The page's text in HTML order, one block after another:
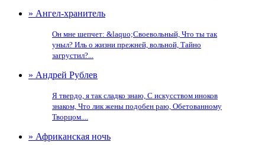
» Ангел-хранитель
Он мне шепчет: &laquo;Своевольный, Что ты так
уныл? Иль о жизни прежней, вольной, Тайно
загрустил?...
» Андрей Рублев
Я твердо, я так сладко знаю, С искусством иноков
знаком, Что лик жены подобен раю, Обетованному
Творцом....
» Африканская ночь